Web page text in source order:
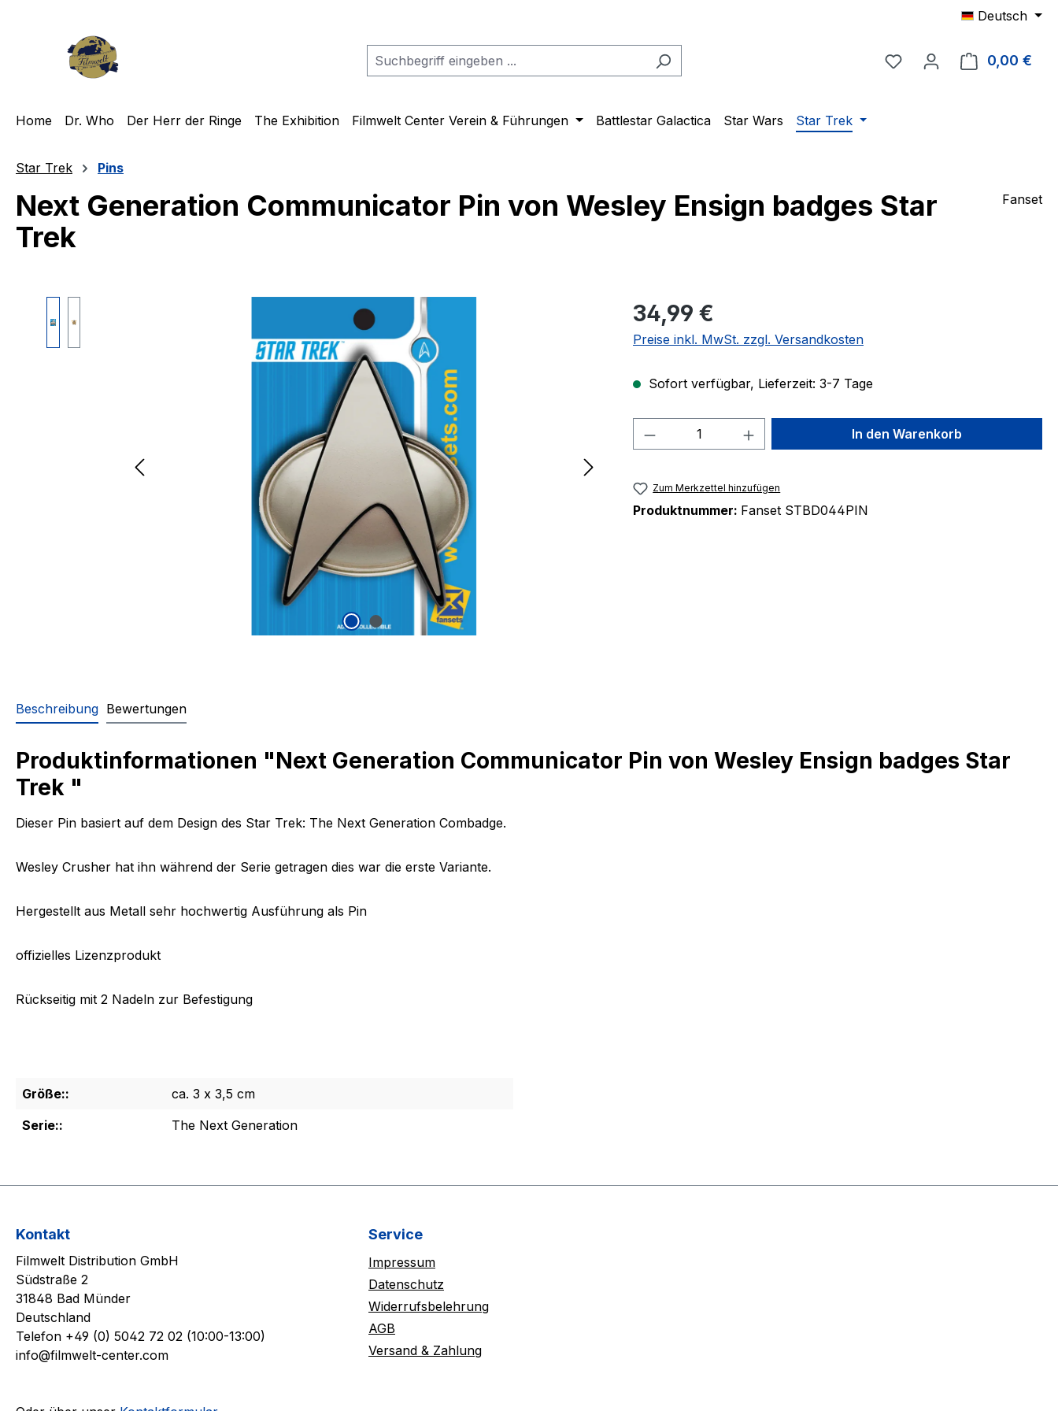
Deutsch
Du hast 0 Produkte auf
0,00 €
Home Dr. Who Der Herr der Ringe The Exhibition Filmwelt Center Verein & Führungen Battlestar Galactica Star Wars Star Trek
Star Trek Pins
Next Generation Communicator Pin von Wesley Ensign badges Star
Trek
Fanset
Regulärer Preis:
34,99 €
Preise inkl. MwSt. zzgl. Versandkosten
Sofort verfügbar, Lieferzeit: 3-7 Tage
Produkt Anzahl: Gib den gewünschten Wert
In den Warenkorb
Zum Merkzettel hinzufügen
Produktnummer: Fanset STBD044PIN
Beschreibung Bewertungen
Produktinformationen "Next Generation Communicator Pin von Wesley Ensign badges Star
Trek "
Dieser Pin basiert auf dem Design des Star Trek: The Next Generation Combadge.
Wesley Crusher hat ihn während der Serie getragen dies war die erste Variante.
Hergestellt aus Metall sehr hochwertig Ausführung als Pin
offizielles Lizenzprodukt
Rückseitig mit 2 Nadeln zur Befestigung
Größe::
ca. 3 x 3,5 cm
Serie::
The Next Generation
Kontakt
Filmwelt Distribution GmbH
Südstraße 2
31848 Bad Münder
Deutschland
Telefon +49 (0) 5042 72 02 (10:00-13:00)
info@filmwelt-center.com
Service
Impressum
Datenschutz
Widerrufsbelehrung
AGB
Versand & Zahlung